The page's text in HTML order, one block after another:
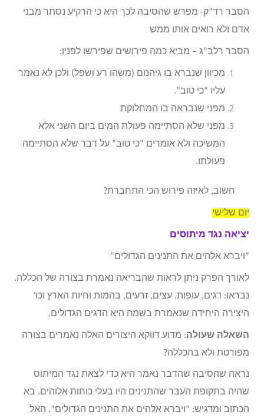
הסבר רד”ק- מפרש שהסיבה לכך היא כי הרקיע נסתר מבני
אדם ולא רואים אותו ממש
הסבר רלב”ג – מביא כמה פירושים שפירשו לפניו:
מכיוון שנברא בו גיהנום (משהו רע ושפל) ולכן לא נאמר
עליו “כי טוב”.
מפני שנבראה בו המחלוקת
מפני שלא הסתיימה פעולת המים ביום השני אלא
המשיכה ולא אומרים “כי טוב” על דבר שלא הסתיימה
פעולתו.
חשוב, לאיזה פירוש הכי התחברת?
יום שלישי
יציאה נגד מיתוסים
“ויברא אלהים את התנינים הגדולים”
לאורך הפרק ניתן לראות שהבריאה נאמרת בצורה של הכללה.
נבראו: דגים, עופות, עצים, זרעים, בהמות וחיות הארץ וכו’
היצירה היחידה שנאמרת בשמה היא הדגים הגדולים.
השאלה שעולה: מדוע דווקא היצורים האלה נאמרים בצורה
מפורטת ולא בהכללה?
נראה שהסיבה שהדבר נאמר היא כדי לצאת נגד המיתוס
שהיה בתקופת העבר שהתנינים היו בעלי כוחות אלוהים. בא
הכתוב ומדגיש: “ויברא אלהים את התנינים הגדולים”. האל